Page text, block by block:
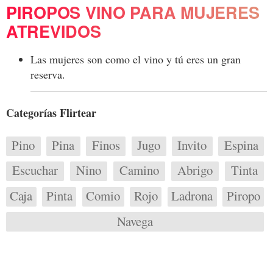
PIROPOS VINO PARA MUJERES
ATREVIDOS
Las mujeres son como el vino y tú eres un gran
reserva.
Categorías Flirtear
Pino Pina Finos Jugo Invito
Espina
Escuchar
Nino Camino Abrigo
Tinta
Caja
Pinta Comio Rojo Ladrona
Piropo
Navega